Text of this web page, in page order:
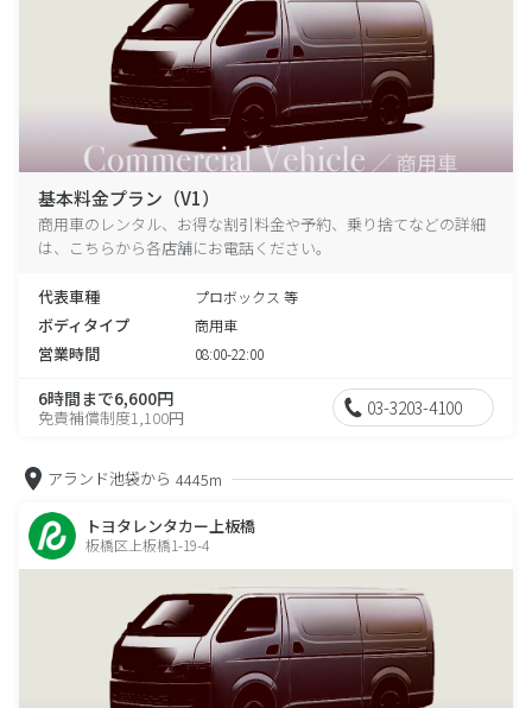
基本料金プラン（V1）
商用車のレンタル、お得な割引料金や予約、乗り捨てなどの詳細
は、こちらから各店舗にお電話ください。
代表車種 プロボックス 等
ボディタイプ 商用車
営業時間 08:00-22:00
6時間まで6,600円
免責補償制度1,100円 03-3203-4100
アランド池袋から 4445m
トヨタレンタカー上板橋
板橋区上板橋1-19-4